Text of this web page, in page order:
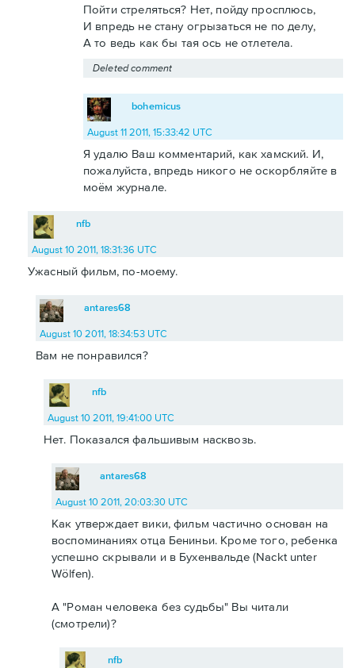
Пойти стреляться? Нет, пойду просплюсь,
И впредь не стану огрызаться не по делу,
А то ведь как бы тая ось не отлетела.
Deleted comment
bohemicus
August 11 2011, 15:33:42 UTC
Я удалю Ваш комментарий, как хамский. И,
пожалуйста, впредь никого не оскорбляйте в
моём журнале.
nfb
August 10 2011, 18:31:36 UTC
Ужасный фильм, по-моему.
antares68
August 10 2011, 18:34:53 UTC
Вам не понравился?
nfb
August 10 2011, 19:41:00 UTC
Нет. Показался фальшивым насквозь.
antares68
August 10 2011, 20:03:30 UTC
Как утверждает вики, фильм частично основан на
воспоминаниях отца Бениньи. Кроме того, ребенка
успешно скрывали и в Бухенвальде (Nackt unter
Wölfen).
А "Роман человека без судьбы" Вы читали
(смотрели)?
nfb